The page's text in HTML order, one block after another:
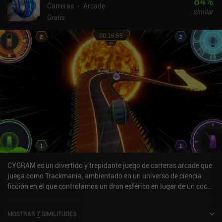
Carreras
Arcade
Gratis
similar
CYGRAM es un divertido y trepidante juego de carreras arcade que
juega como Trackmania, ambientado en un universo de ciencia
ficción en el que controlamos un dron esférico en lugar de un coche
lanzamiento de Hot Lap League en 2022. No solo hay una
MOSTRAR 7 SIMILITUDES